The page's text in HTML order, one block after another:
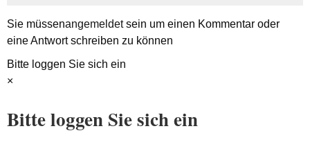
Sie müssenangemeldetsein um einen Kommentar oder
eine Antwort schreiben zu können
Bitte loggen Sie sich ein
×
Bitte loggen Sie sich ein